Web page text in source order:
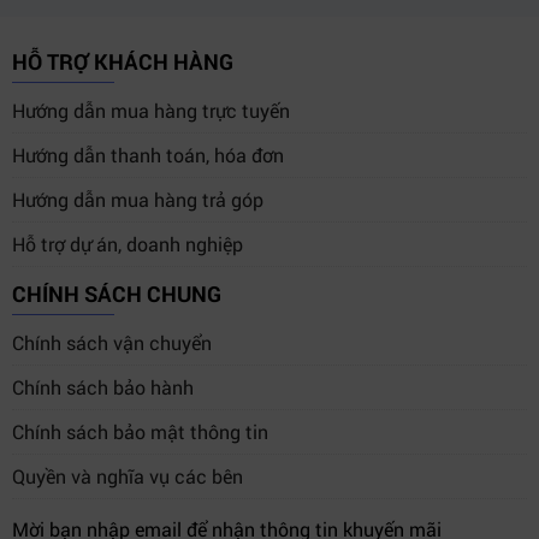
độ hoặc RAID 1 để tăng độ an toàn dữ liệu.
Blackmagic MultiDock 10Gcũng tương thích hoàn hảo
với HyperDeck Extreme 8K HDR, cho phép ghi và
playback trực tiếp trên nhiều SSD tốc độ cao.
HỖ TRỢ KHÁCH HÀNG
Hướng dẫn mua hàng trực tuyến
Hướng dẫn thanh toán, hóa đơn
Hướng dẫn mua hàng trả góp
Hỗ trợ dự án, doanh nghiệp
CHÍNH SÁCH CHUNG
Chính sách vận chuyển
Chính sách bảo hành
Chính sách bảo mật thông tin
Quyền và nghĩa vụ các bên
Mời bạn nhập email để nhận thông tin khuyến mãi